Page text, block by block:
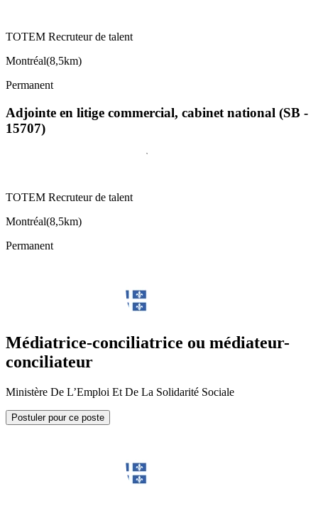
TOTEM Recruteur de talent
Montréal(8,5km)
Permanent
Adjointe en litige commercial, cabinet national (SB -
15707)
TOTEM Recruteur de talent
Montréal(8,5km)
Permanent
Médiatrice-conciliatrice ou médiateur-
conciliateur
Ministère De L’Emploi Et De La Solidarité Sociale
Postuler pour ce poste